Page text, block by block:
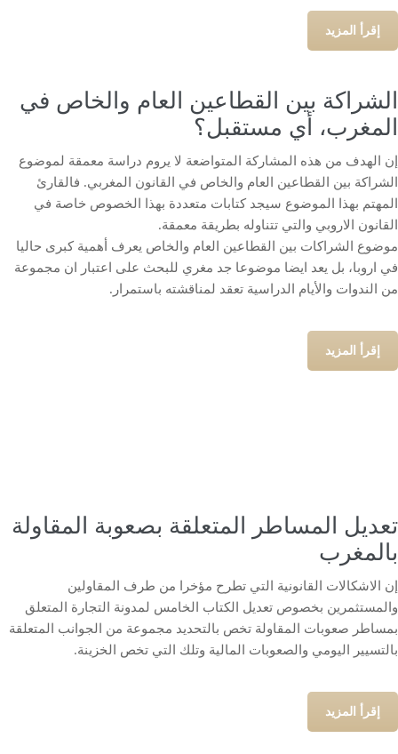
إقرأ المزيد
الشراكة بين القطاعين العام والخاص في
المغرب، أي مستقبل؟
إن الهدف من هذه المشاركة المتواضعة لا يروم دراسة معمقة لموضوع
الشراكة بين القطاعين العام والخاص في القانون المغربي. فالقارئ
المهتم بهذا الموضوع سيجد كتابات متعددة بهذا الخصوص خاصة في
القانون الاروبي والتي تتناوله بطريقة معمقة.
موضوع الشراكات بين القطاعين العام والخاص يعرف أهمية كبرى حاليا
في اروبا، بل يعد ايضا موضوعا جد مغري للبحث على اعتبار ان مجموعة
من الندوات والأيام الدراسية تعقد لمناقشته باستمرار.
إقرأ المزيد
تعديل المساطر المتعلقة بصعوبة المقاولة
بالمغرب
إن الاشكالات القانونية التي تطرح مؤخرا من طرف المقاولين
والمستثمرين بخصوص تعديل الكتاب الخامس لمدونة التجارة المتعلق
بمساطر صعوبات المقاولة تخص بالتحديد مجموعة من الجوانب المتعلقة
بالتسيير اليومي والصعوبات المالية وتلك التي تخص الخزينة.
إقرأ المزيد